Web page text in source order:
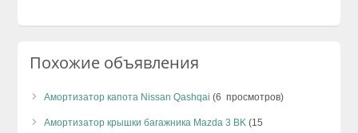
Похожие объявления
Амортизатор капота Nissan Qashqai (6 просмотров)
Амортизатор крышки багажника Mazda 3 BK (15